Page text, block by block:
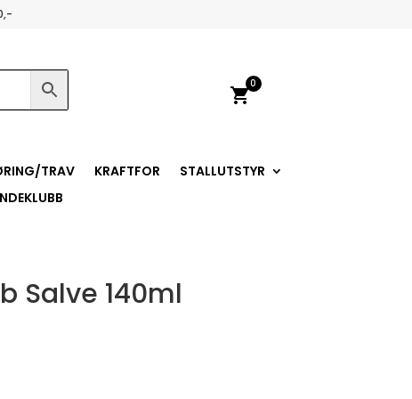
shopping_cart
0
TRAV KRAFTFOR
STALLUTSTYR
Salve 140ml